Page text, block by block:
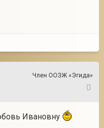
Член ООЗЖ «Эгида»
Ивановну